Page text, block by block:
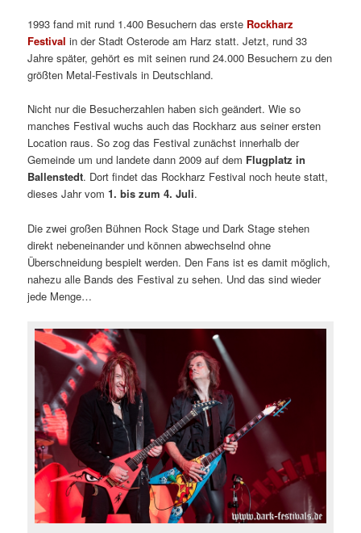
1993 fand mit rund 1.400 Besuchern das erste Rockharz
Festival in der Stadt Osterode am Harz statt.Jetzt, rund 33
Jahre später, gehört es mit seinen rund 24.000 Besuchern zu den
größten Metal-Festivals in Deutschland.
Nicht nur die Besucherzahlen haben sich geändert. Wie so
manches Festival wuchs auch das Rockharz aus seiner ersten
Location raus. So zog das Festival zunächst innerhalb der
Gemeinde um und landete dann 2009 auf dem Flugplatz in
Ballenstedt. Dort findet das Rockharz Festival noch heute statt,
dieses Jahr vom1. bis zum 4. Juli.
Die zwei großen Bühnen Rock Stage und Dark Stage stehen
direkt nebeneinander und können abwechselnd ohne
Überschneidung bespielt werden. Den Fans ist es damit möglich,
nahezu alle Bands des Festival zu sehen. Und das sind wieder
jede Menge…